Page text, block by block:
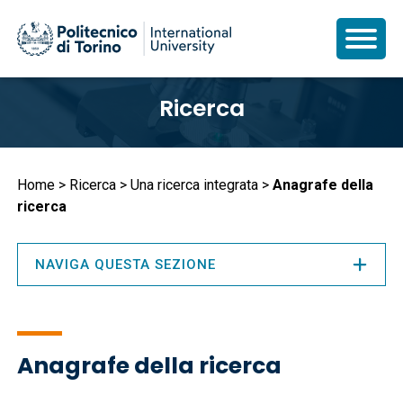
principale
Ricerca
Briciole
di
pane
Home Ricerca Una ricerca integrata
Anagrafe della
ricerca
Anagrafe della ricerca
NAVIGA QUESTA SEZIONE